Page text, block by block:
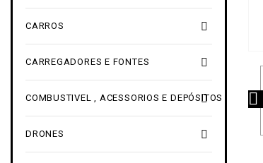

CARROS

CARREGADORES E FONTES

COMBUSTIVEL , ACESSORIOS E DEPÓSITOS

DRONES
